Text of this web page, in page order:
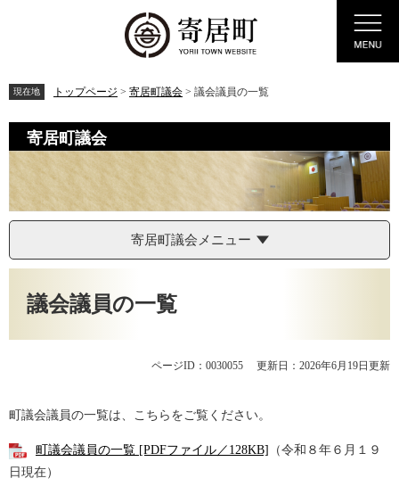
先
頭
で
を
飛
ば
文
へ
現在地 トップページ > 寄居町議会 > 議会議員の一覧
寄居町議会
寄居町議会メニュー
議会議員の一覧
ページID：0030055 更新日：2026年6月19日更新
町議会議員の一覧は、こちらをご覧ください。
町議会議員の一覧 [PDFファイル／128KB]
（令和８年６月１９
日現在）